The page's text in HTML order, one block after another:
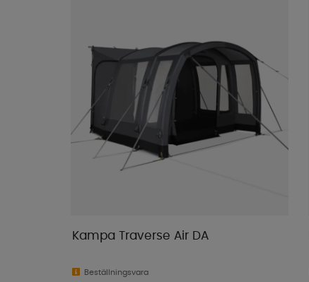
Kampa Traverse Air DA
Beställningsvara